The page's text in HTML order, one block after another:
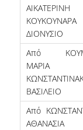
ΚΟΥΚΟΥΝΑΡΑ
ΔΙΟΝΥΣΙΟ
Από
ΜΑΡΙΑ
ΒΑΣΙΛΕΙΟ
Από